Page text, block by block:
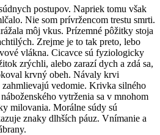
postupov. Napriek tomu však
Nie som prívržencom trestu smrti.
môj vkus. Prízemné pôžitky stoja
Zrejme je to tak preto, lebo
vlákna. Cicavce sú fyziologicky
zrýchli, alebo zarazí dych a zdá sa,
krvný obeh. Návaly krvi
zahmlievajú vedomie. Krivka silného
vytrženia sa v mnohom
milovania. Morálne súdy sú
znaky dlhších páuz. Vnímanie a